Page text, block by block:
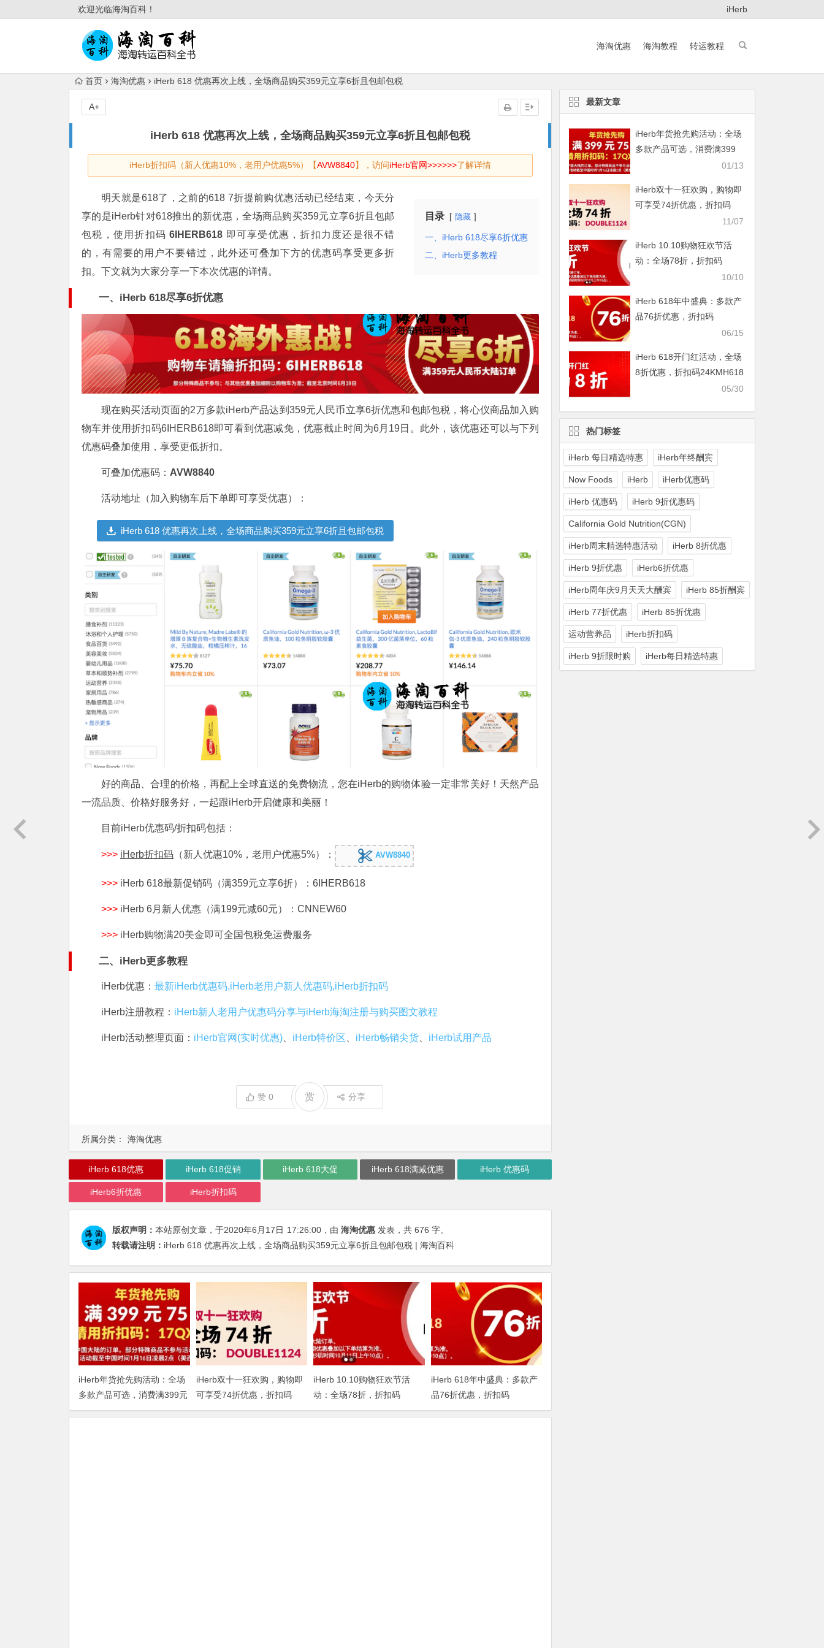
欢迎光临海淘百科！ iHerb
海淘优惠 海淘教程 转运教程
首页 海淘优惠 iHerb 618 优惠再次上线，全场商品购买359元立享6折且包邮包税
iHerb 618 优惠再次上线，全场商品购买359元立享6折且包邮包税
iHerb折扣码（新人优惠10%，老用户优惠5%）【AVW8840】，访问iHerb官网>>>>>>了解详情
A+
所属分类： 海淘优惠
目录 隐藏
一、iHerb 618尽享6折优惠
二、iHerb更多教程
明天就是618了，之前的618 7折提前购优惠活动已经结束，今天分
享的是iHerb针对618推出的新优惠，全场商品购买359元立享6折且包邮
包税，使用折扣码6IHERB618 即可享受优惠，折扣力度还是很不错
的，有需要的用户不要错过，此外还可叠加下方的优惠码享受更多折
扣。 下文就为大家分享一下本次优惠的详情。
一、 iHerb 618尽享6折优惠
现在购买活动页面的2万多款iHerb产品达到359元人民币立享6折优惠和包邮包税，将心仪商品加入购
物车并使用折扣码6IHERB618即可看到优惠减免，优惠截止时间为6月19日。此外，该优惠还可以与下列
优惠码叠加使用，享受更低折扣。
可叠加优惠码： AVW8840
活动地址（加入购物车后下单即可享受优惠）：
iHerb 618 优惠再次上线，全场商品购买359元立享6折且包邮包税
好的商品、合理的价格，再配上全球直送的免费物流，您在iHerb的购物体验一定非常美好！天然产品
一流品质、价格好服务好，一起跟iHerb开启健康和美丽！
目前iHerb优惠码/折扣码包括：
>>> iHerb折扣码 （新人优惠10%，老用户优惠5%）： AVW8840
>>> iHerb 618最新促销码（满359元立享6折）：6IHERB618
>>> iHerb 6月新人优惠（满199元减60元）：CNNEW60
>>> iHerb购物满20美金即可全国包税免运费服务
二、iHerb更多教程
iHerb优惠： 最新iHerb优惠码,iHerb老用户新人优惠码,iHerb折扣码
iHerb注册教程： iHerb新人老用户优惠码分享与iHerb海淘注册与购买图文教程
iHerb活动整理页面： iHerb官网(实时优惠) iHerb特价区 iHerb畅销尖货 iHerb试用产品
赞 0 赏 分享
iHerb 618优惠 iHerb 618促销 iHerb 618大促 iHerb 618满减优惠 iHerb 优惠码
iHerb6折优惠 iHerb折扣码
版权声明： 本站原创文章，于2020年6月17日 17:26:00 ，由 海淘优惠 发表，共 676 字。
转载请注明： iHerb 618 优惠再次上线，全场商品购买359元立享6折且包邮包税 | 海淘百科
iHerb年货抢先购活动：全场
多款产品可选，消费满399元
即享75折
iHerb双十一狂欢购，购物即
可享受74折优惠，折扣码
DOUBLE1124
iHerb 10.10购物狂欢节活
动：全场78折，折扣码
IHERBDM10
iHerb 618年中盛典：多款产
品76折优惠，折扣码
2024BUY618
最新文章
iHerb年货抢先购活动：全场
多款产品可选，消费满399
01/13
iHerb双十一狂欢购，购物即
可享受74折优惠，折扣码
11/07
iHerb 10.10购物狂欢节活
动：全场78折，折扣码
10/10
iHerb 618年中盛典：多款产
品76折优惠，折扣码
06/15
iHerb 618开门红活动，全场
8折优惠，折扣码24KMH618
05/30
热门标签
iHerb 每日精选特惠 iHerb年终酬宾
Now Foods iHerb iHerb优惠码
iHerb 优惠码 iHerb 9折优惠码
California Gold Nutrition(CGN)
iHerb周末精选特惠活动 iHerb 8折优惠
iHerb 9折优惠 iHerb6折优惠
iHerb周年庆9月天天大酬宾 iHerb 85折酬宾
iHerb 77折优惠 iHerb 85折优惠
运动营养品 iHerb折扣码
iHerb 9折限时购 iHerb每日精选特惠